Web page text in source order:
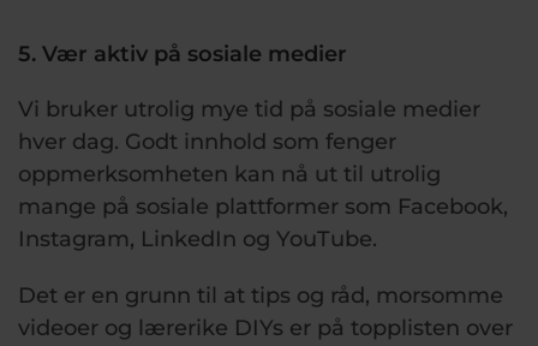
5. Vær aktiv på sosiale medier
Vi bruker utrolig mye tid på sosiale medier
hver dag. Godt innhold som fenger
oppmerksomheten kan nå ut til utrolig
mange på sosiale plattformer som Facebook,
Instagram, LinkedIn og YouTube.
Det er en grunn til at tips og råd, morsomme
videoer og lærerike DIYs er på topplisten over